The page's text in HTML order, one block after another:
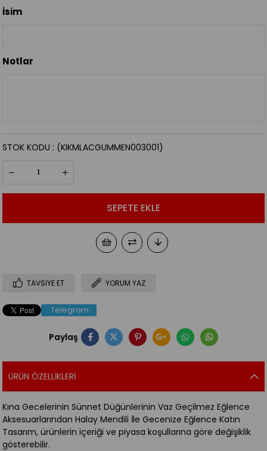
İsim
Notlar
(KIKMLACGUMMEN003001)
STOK KODU
TAVSIYE ET YORUM YAZ
Telegram
Paylaş
ÜRÜN ÖZELLIKLERI
Kına Gecelerinin Sünnet Düğünlerinin Vaz Geçilmez Eğlence
Aksesuarlarından Halay Mendili İle Gecenize Eğlence Katın
Tasarım, ürünlerin içeriği ve piyasa koşullarına göre değişiklik
gösterebilir.